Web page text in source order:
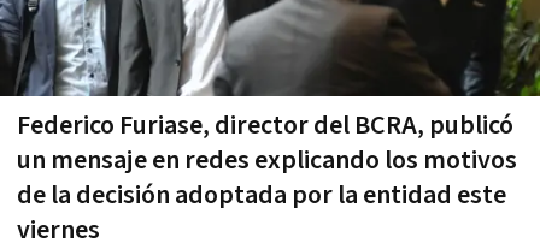
Federico Furiase, director del BCRA, publicó
un mensaje en redes explicando los motivos
de la decisión adoptada por la entidad este
viernes